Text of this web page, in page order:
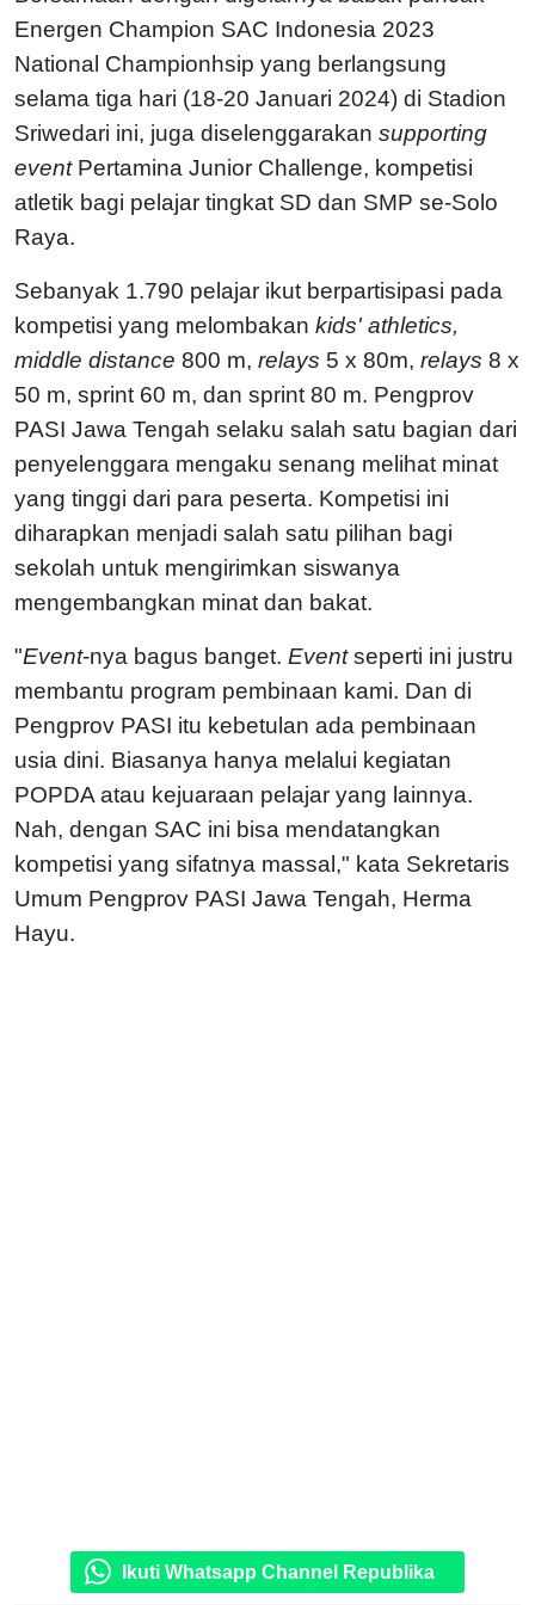
Energen Champion SAC Indonesia 2023
National Championhsip yang berlangsung
selama tiga hari (18-20 Januari 2024) di Stadion
Sriwedari ini, juga diselenggarakan supporting
eventPertamina Junior Challenge, kompetisi
atletik bagi pelajar tingkat SD dan SMP se-Solo
Raya.
Sebanyak 1.790 pelajar ikut berpartisipasi pada
kompetisi yang melombakan kids' athletics,
middle distance 800 m, relays 5 x 80m, relays 8 x
50 m, sprint 60 m, dan sprint 80 m. Pengprov
PASI Jawa Tengah selaku salah satu bagian dari
penyelenggara mengaku senang melihat minat
yang tinggi dari para peserta. Kompetisi ini
diharapkan menjadi salah satu pilihan bagi
sekolah untuk mengirimkan siswanya
mengembangkan minat dan bakat.
"Event-nya bagus banget. Eventseperti ini justru
membantu program pembinaan kami. Dan di
Pengprov PASI itu kebetulan ada pembinaan
usia dini. Biasanya hanya melalui kegiatan
POPDA atau kejuaraan pelajar yang lainnya.
Nah, dengan SAC ini bisa mendatangkan
kompetisi yang sifatnya massal," kata Sekretaris
Umum Pengprov PASI Jawa Tengah, Herma
Hayu.
Ikuti Whatsapp Channel Republika